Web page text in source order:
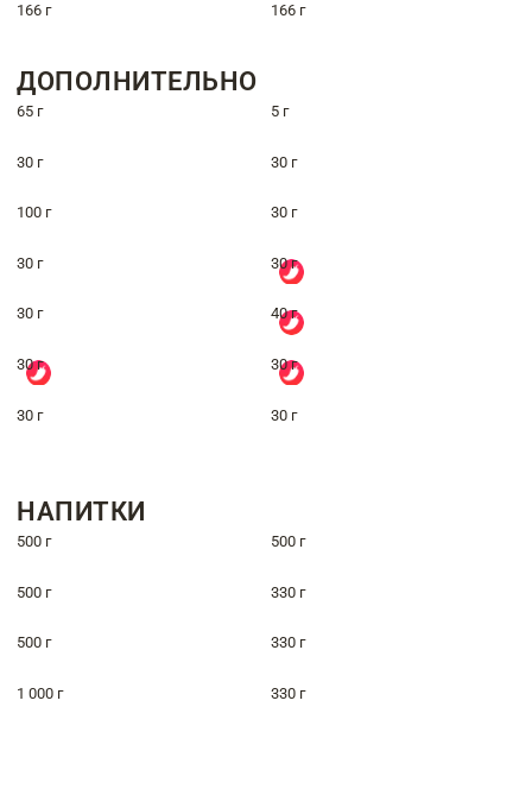
166 г 166 г
ДОПОЛНИТЕЛЬНО
65 г 5 г
30 г 30 г
100 г 30 г
30 г 30 г
30 г 40 г
30 г 30 г
30 г 30 г
НАПИТКИ
500 г 500 г
500 г 330 г
500 г 330 г
1 000 г 330 г